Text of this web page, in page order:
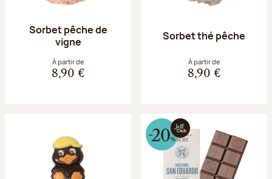
Sorbet pêche de
vigne
À partir de
8,90 €
Sorbet thé pêche
À partir de
8,90 €